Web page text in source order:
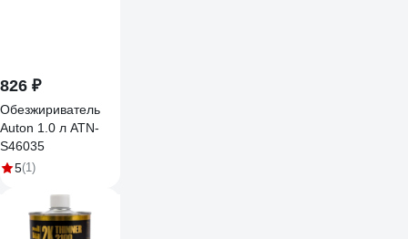
826 ₽
Обезжириватель
Auton 1.0 л ATN-
S46035
5(1)